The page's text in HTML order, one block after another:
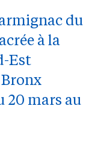
du
à la
Est
Bronx
20 mars au